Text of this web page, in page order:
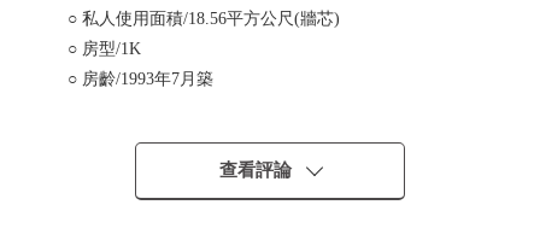
○ 私人使用面積/18.56平方公尺(牆芯)
○ 房型/1K
○ 房齡/1993年7月築
■帶租約房屋(需交接租賃契約)(2024年4月26日當時)
○ 每月費用租金/45,000日圆
○ 表面利潤率/9.0%
查看評論